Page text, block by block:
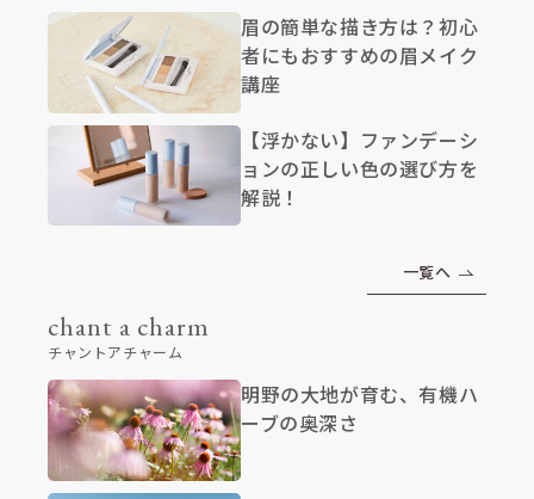
眉の簡単な描き方は？初心
者にもおすすめの眉メイク
講座
【浮かない】ファンデーシ
ョンの正しい色の選び方を
解説！
一覧へ
chant a charm
チャントアチャーム
明野の大地が育む、有機ハ
ーブの奥深さ